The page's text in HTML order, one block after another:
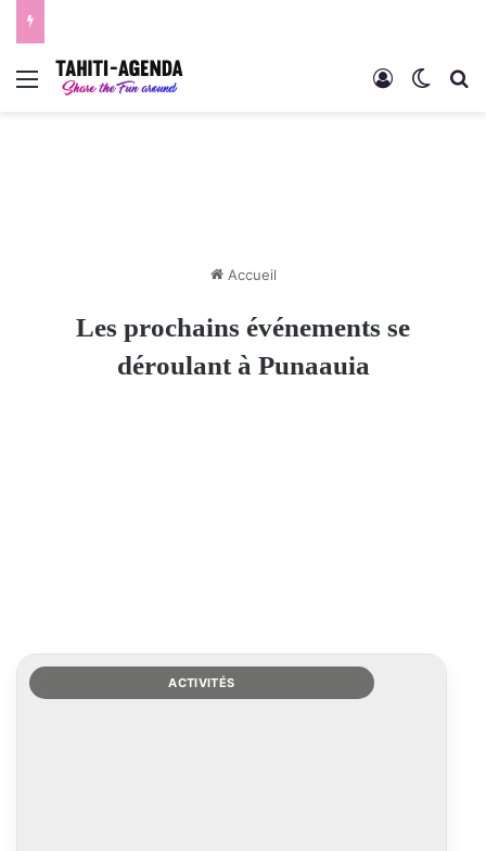
Menu Connexion
Accueil
Les prochains événements se
déroulant à Punaauia
ACTIVITÉS